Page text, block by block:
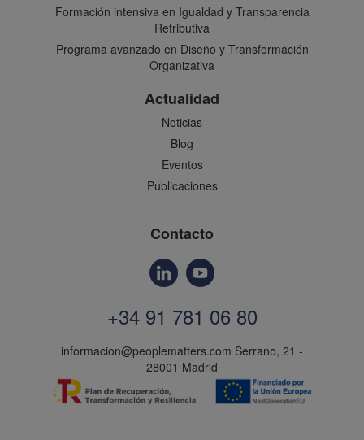
Formación intensiva en Igualdad y Transparencia
Retributiva
Programa avanzado en Diseño y Transformación
Organizativa
Actualidad
Noticias
Blog
Eventos
Publicaciones
Contacto
+34 91 781 06 80
informacion@peoplematters.com Serrano, 21 -
28001 Madrid